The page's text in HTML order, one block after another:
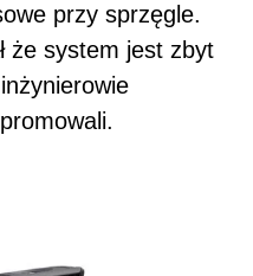
przy sprzęgle.
że system jest zbyt